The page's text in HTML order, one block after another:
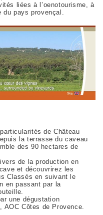
liées à l’oenotourisme, à
pays provençal.
de Château
la terrasse du caveau
des 90 hectares de
de la production en
et découvrirez les
Classés en suivant le
en passant par la
une dégustation
Côtes de Provence.